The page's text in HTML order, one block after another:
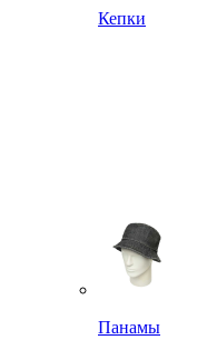
Кепки
Панамы